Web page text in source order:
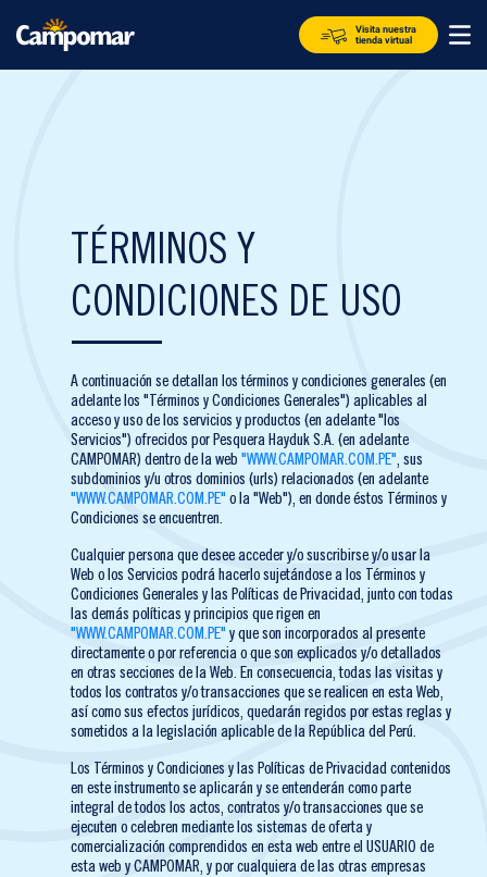
Visita nuestra
tienda virtual
TÉRMINOS Y
CONDICIONES DE USO
A continuación se detallan los términos y condiciones generales (en
adelante los "Términos y Condiciones Generales") aplicables al
acceso y uso de los servicios y productos (en adelante "los
Servicios") ofrecidos por Pesquera Hayduk S.A. (en adelante
CAMPOMAR) dentro de la web "WWW.CAMPOMAR.COM.PE", sus
subdominios y/u otros dominios (urls) relacionados (en adelante
"WWW.CAMPOMAR.COM.PE" o la "Web"), en donde éstos Términos y
Condiciones se encuentren.
Cualquier persona que desee acceder y/o suscribirse y/o usar la
Web o los Servicios podrá hacerlo sujetándose a los Términos y
Condiciones Generales y las Políticas de Privacidad, junto con todas
las demás políticas y principios que rigen en
"WWW.CAMPOMAR.COM.PE" y que son incorporados al presente
directamente o por referencia o que son explicados y/o detallados
en otras secciones de la Web. En consecuencia, todas las visitas y
todos los contratos y/o transacciones que se realicen en esta Web,
así como sus efectos jurídicos, quedarán regidos por estas reglas y
sometidos a la legislación aplicable de la República del Perú.
Los Términos y Condiciones y las Políticas de Privacidad contenidos
en este instrumento se aplicarán y se entenderán como parte
integral de todos los actos, contratos y/o transacciones que se
ejecuten o celebren mediante los sistemas de oferta y
comercialización comprendidos en esta web entre el USUARIO de
esta web y CAMPOMAR, y por cualquiera de las otras empresas